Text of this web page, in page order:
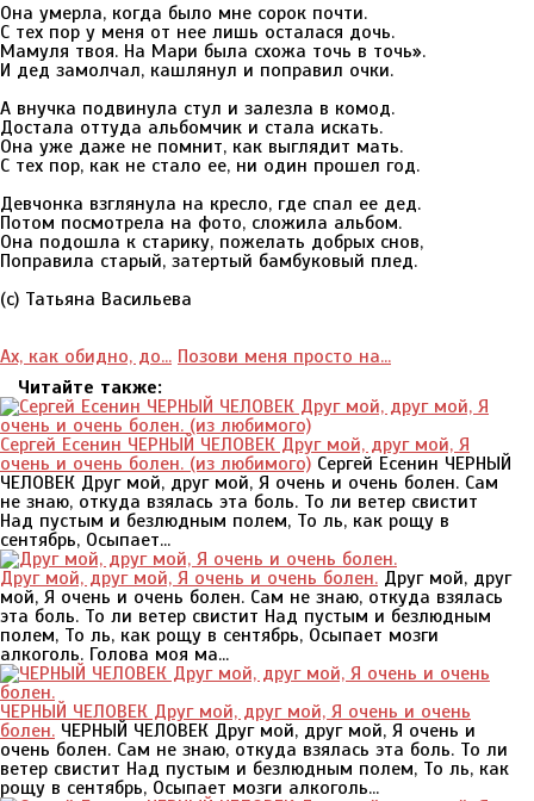
Она умерла, когда было мне сорок почти.
С тех пор у меня от нее лишь осталася дочь.
Мамуля твоя. На Мари была схожа точь в точь».
И дед замолчал, кашлянул и поправил очки.
А внучка подвинула стул и залезла в комод.
Достала оттуда альбомчик и стала искать.
Она уже даже не помнит, как выглядит мать.
С тех пор, как не стало ее, ни один прошел год.
Девчонка взглянула на кресло, где спал ее дед.
Потом посмотрела на фото, сложила альбом.
Она подошла к старику, пожелать добрых снов,
Поправила старый, затертый бамбуковый плед.
(с) Татьяна Васильева
Ах, как обидно, до... Позови меня просто на...
Читайте также:
Сергей Есенин ЧЕРНЫЙ ЧЕЛОВЕК Друг мой, друг мой, Я
очень и очень болен. (из любимого) Сергей Есенин ЧЕРНЫЙ
ЧЕЛОВЕК Друг мой, друг мой, Я очень и очень болен. Сам
не знаю, откуда взялась эта боль. То ли ветер свистит
Над пустым и безлюдным полем, То ль, как рощу в
сентябрь, Осыпает...
Друг мой, друг мой, Я очень и очень болен. Друг мой, друг
мой, Я очень и очень болен. Сам не знаю, откуда взялась
эта боль. То ли ветер свистит Над пустым и безлюдным
полем, То ль, как рощу в сентябрь, Осыпает мозги
алкоголь. Голова моя ма...
ЧЕРНЫЙ ЧЕЛОВЕК Друг мой, друг мой, Я очень и очень
болен. ЧЕРНЫЙ ЧЕЛОВЕК Друг мой, друг мой, Я очень и
очень болен. Сам не знаю, откуда взялась эта боль. То ли
ветер свистит Над пустым и безлюдным полем, То ль, как
рощу в сентябрь, Осыпает мозги алкоголь...